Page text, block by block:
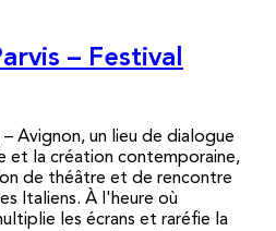
– Festival
Avignon, un lieu de dialogue
et la création contemporaine,
de théâtre et de rencontre
Italiens. À l'heure où
les écrans et raréfie la